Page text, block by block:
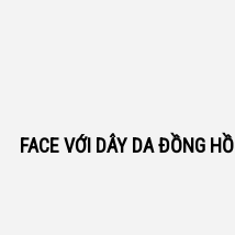
FACE VỚI DÂY DA ĐỒNG HỒ